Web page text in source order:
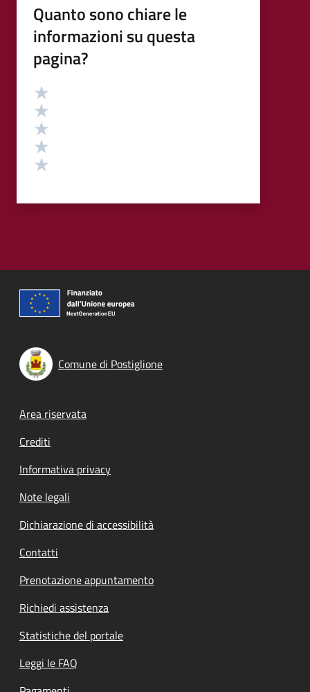
Quanto sono chiare le
informazioni su questa
pagina?
Valutazione
Comune di Postiglione
Footer menu
Area riservata
Crediti
Informativa privacy
Note legali
Dichiarazione di accessibilità
Contatti
Prenotazione appuntamento
Richiedi assistenza
Statistiche del portale
Leggi le FAQ